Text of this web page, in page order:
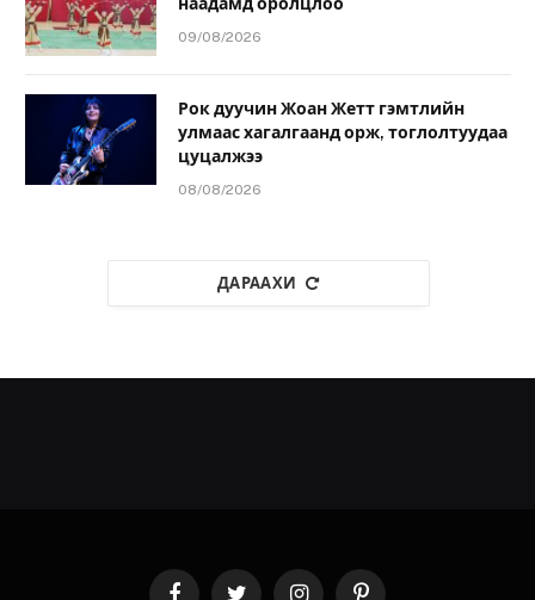
09/08/2026
Рок дуучин Жоан Жетт гэмтлийн
улмаас хагалгаанд орж, тоглолтуудаа
цуцалжээ
08/08/2026
ДАРААХИ